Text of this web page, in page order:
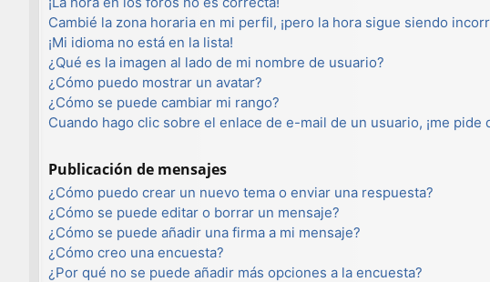
Cambié la zona horaria en mi perfil, ¡pero la hora sigue siendo
¡Mi idioma no está en la lista!
¿Qué es la imagen al lado de mi nombre de usuario?
¿Cómo puedo mostrar un avatar?
¿Cómo se puede cambiar mi rango?
Cuando hago clic sobre el enlace de e-mail de un usuario, ¡me pide
Publicación de mensajes
¿Cómo puedo crear un nuevo tema o enviar una respuesta?
¿Cómo se puede editar o borrar un mensaje?
¿Cómo se puede añadir una firma a mi mensaje?
¿Cómo creo una encuesta?
¿Por qué no se puede añadir más opciones a la encuesta?